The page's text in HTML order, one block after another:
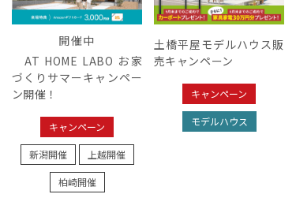
開催中
AT HOME LABO お家
づくりサマーキャンペー
ン開催！
キャンペーン
新潟開催 上越開催
柏崎開催
土橋平屋モデルハウス販
売キャンペーン
キャンペーン
モデルハウス